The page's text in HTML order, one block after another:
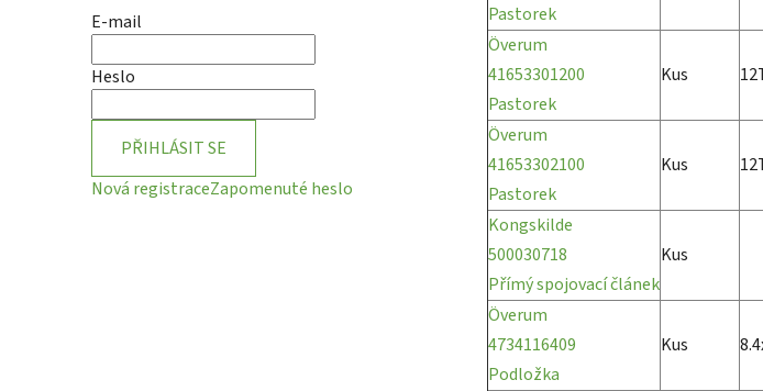
E-mail
Heslo
PŘIHLÁSIT SE
Nová registraceZapomenuté heslo
Pastorek
Överum
41653301200
Pastorek
Kus
Överum
41653302100
Pastorek
Kus
Kongskilde
500030718
Přímý spojovací článek
Kus
Överum
4734116409
Podložka
Kus